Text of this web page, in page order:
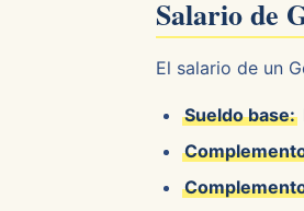
Salario de
El salario de un
Sueldo base: